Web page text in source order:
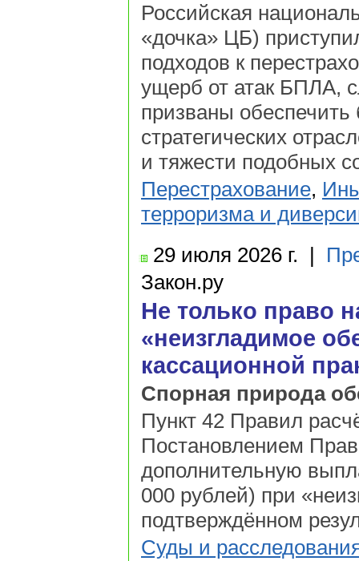
Российская
«дочка» ЦБ)
подходов к
ущерб от атак БПЛА,
призваны
стратегических
и тяжести подобных
Перестрахование,
терроризма и
29 июля 2026 г. |
Закон.ру
Не только право
«неизгладимое
кассационной
Спорная природа
Пункт 42 Правил
Постановлением
дополнительную
000 рублей) при
подтверждённом
Суды и